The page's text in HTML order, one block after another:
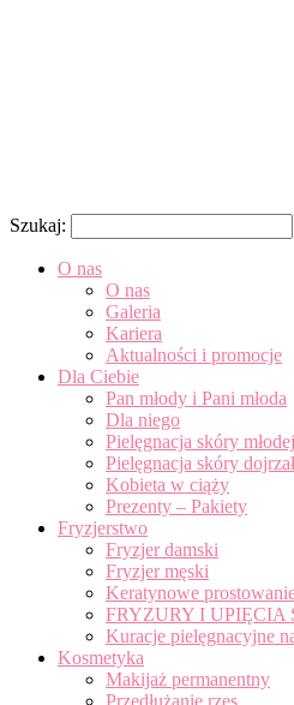
Szukaj:
O nas
O nas
Galeria
Kariera
Aktualności i promocje
Dla Ciebie
Pan młody i Pani młoda
Dla niego
Pielęgnacja skóry młodej
Pielęgnacja skóry
Kobieta w ciąży
Prezenty – Pakiety
Fryzjerstwo
Fryzjer damski
Fryzjer męski
Keratynowe
FRYZURY I UPIĘCIA
Kuracje pielęgnacyjne
Kosmetyka
Makijaż permanentny
Przedłużanie rzęs